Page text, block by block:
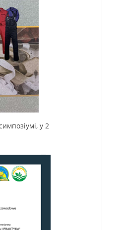
у 2